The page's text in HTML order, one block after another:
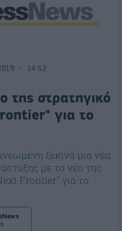
14:52
της στρατηγικό
για το
ξεκινά μια νέα
με το νέο της
Frontier" για το